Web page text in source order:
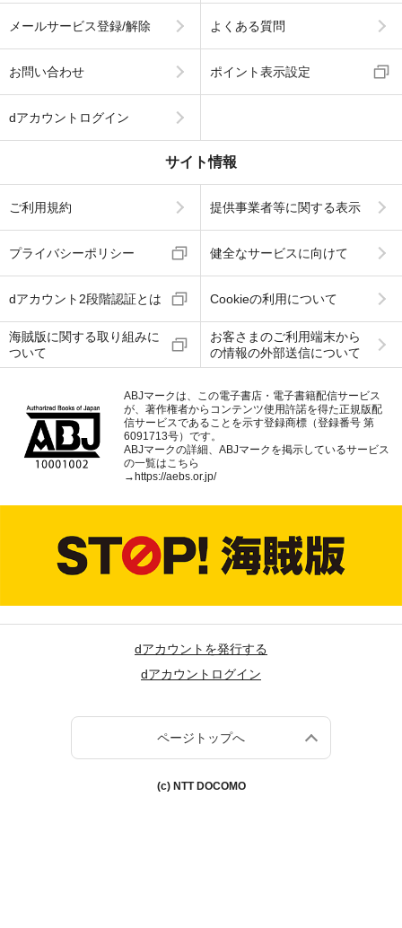
メールサービス登録/解除 よくある質問
お問い合わせ ポイント表示設定
dアカウントログイン
サイト情報
ご利用規約 提供事業者等に関する表示
プライバシーポリシー 健全なサービスに向けて
dアカウント2段階認証とは Cookieの利用について
海賊版に関する取り組みに
ついて
お客さまのご利用端末から
の情報の外部送信について
ABJマークは、この電子書店・電子書籍配信サービス
が、著作権者からコンテンツ使用許諾を得た正規版配
信サービスであることを示す登録商標（登録番号 第
6091713号）です。
ABJマークの詳細、ABJマークを掲示しているサービス
の一覧はこちら
→ https://aebs.or.jp/
dアカウントを発行する
dアカウントログイン
ページトップへ
(c) NTT DOCOMO